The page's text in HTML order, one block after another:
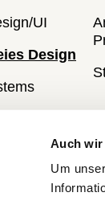
Auch wir
Um
UI
Design